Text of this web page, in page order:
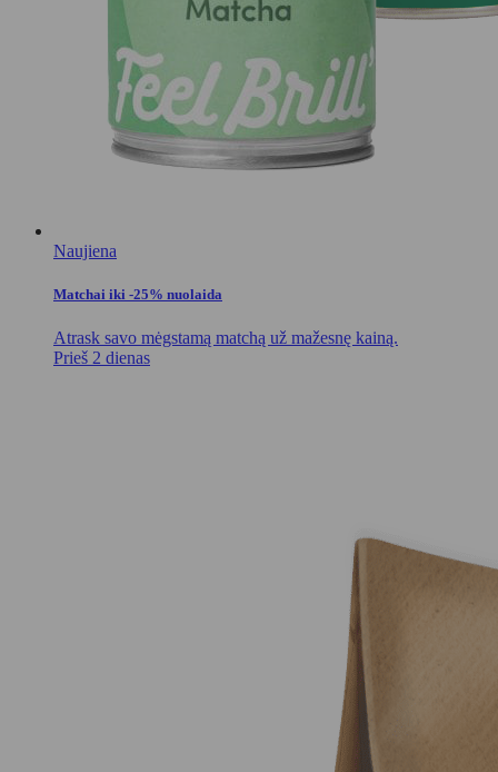
Naujiena
Matchai iki -25% nuolaida
Atrask savo mėgstamą matchą už mažesnę kainą.
Prieš 2 dienas